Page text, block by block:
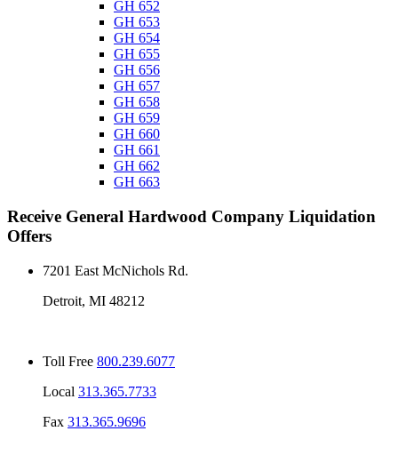
GH 652
GH 653
GH 654
GH 655
GH 656
GH 657
GH 658
GH 659
GH 660
GH 661
GH 662
GH 663
Receive General Hardwood Company Liquidation
Offers
7201 East McNichols Rd.
Detroit, MI 48212
Toll Free 800.239.6077
Local 313.365.7733
Fax 313.365.9696